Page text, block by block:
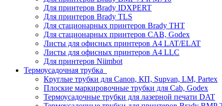
Для принтеров Brady IDXPERT
Для принтеров Brady TLS
Для стационарных принтеров Brady THT
Для стационарных принтеров CAB, Godex
Листы для офисных принтеров А4 LAT/ELAT
Листы для офисных принтеров А4 LLC
Для принтеров Niimbot
Термоусадочная трубка
Круглые трубки для Canon, КП, Supvan, LM, Partex
Плоские маркировочные трубки для Cab, Godex
Термоусадочные трубки для лазерной печати DAT